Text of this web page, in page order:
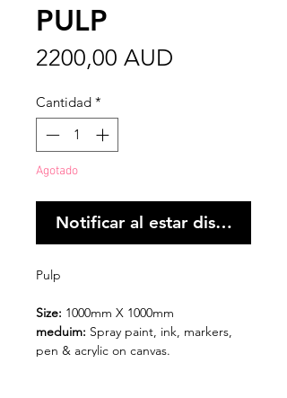
PULP
2200,00 AUD
Cantidad *
Agotado
Notificar al estar disponible
Pulp
Size: 1000mm X 1000mm
meduim: Spray paint, ink, markers,
pen & acrylic on canvas.